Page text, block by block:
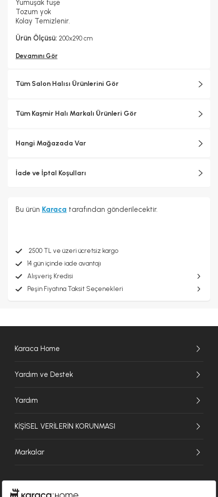
Yumuşak tuşe
Tozum yok
Kolay Temizlenir.
Ürün Ölçüsü: 200x290 cm
Devamını Gör
Tüm Salon Halısı Ürünlerini Gör
Tüm Kaşmir Halı Markalı Ürünleri Gör
Hangi Mağazada Var
İade ve İptal Koşulları
Bu ürün Karaca tarafından gönderilecektir.
2500 TL ve üzeri ücretsiz kargo
14 gün içinde iade avantajı
Alışveriş Kredisi
Peşin Fiyatına Taksit Seçenekleri
Karaca Home
Yardım ve Destek
Yardım
KİŞİSEL VERİLERİN KORUNMASI
Markalar